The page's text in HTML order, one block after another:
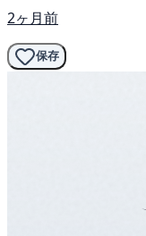
2ヶ月前
保存